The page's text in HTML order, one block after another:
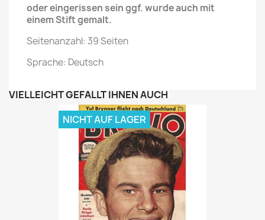
oder eingerissen sein ggf. wurde auch mit
einem Stift gemalt.
Seitenanzahl: 39 Seiten
Sprache: Deutsch
VIELLEICHT GEFÄLLT IHNEN AUCH
NICHT AUF LAGER